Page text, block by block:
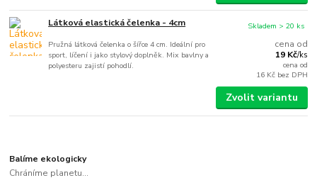
Látková elastická čelenka - 4cm
Pružná látková čelenka o šířce 4 cm. Ideální pro
sport, líčení i jako stylový doplněk. Mix bavlny a
polyesteru zajistí pohodlí.
cena od
19 Kč/ks
cena od
16 Kč bez DPH
Skladem > 20 ks
Zvolit variantu
Balíme ekologicky
Chráníme planetu...